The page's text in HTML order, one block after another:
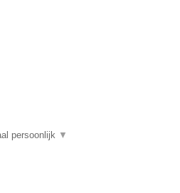
persoonlijk ▼